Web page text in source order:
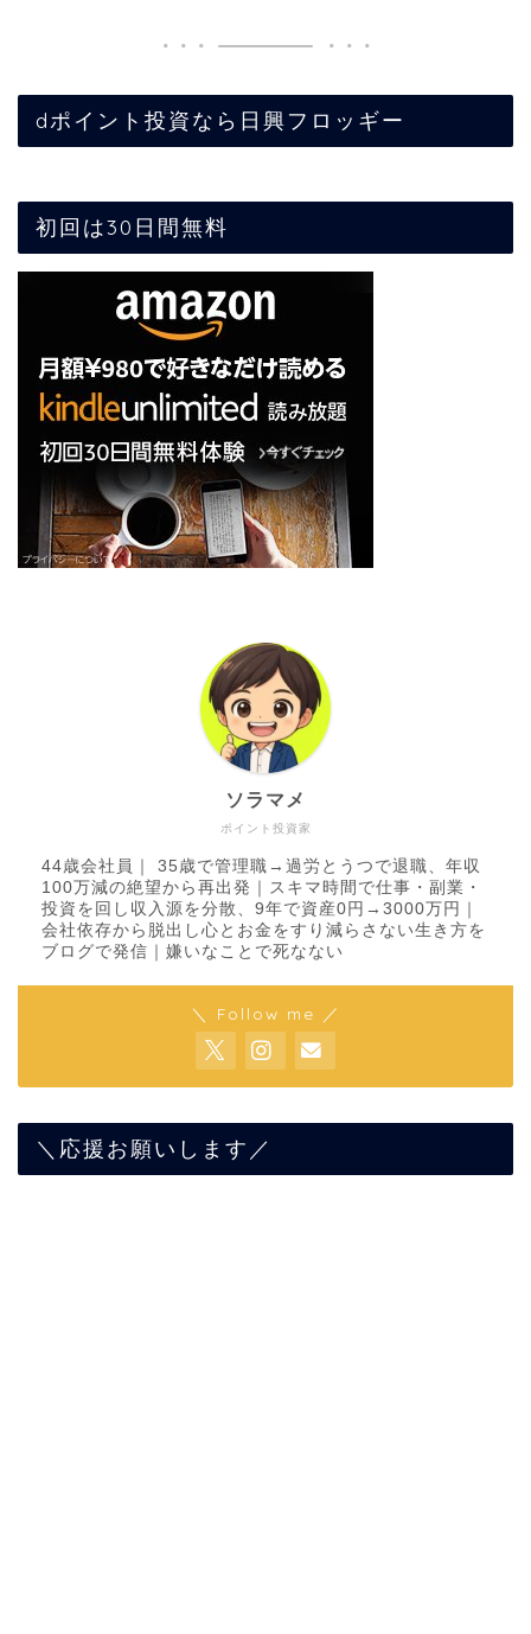
dポイント投資なら日興フロッギー
初回は30日間無料
ポイント投資家
ソラマメ
44歳会社員｜ 35歳で管理職→過労とうつで退職、年収
100万減の絶望から再出発｜スキマ時間で仕事・副業・
投資を回し収入源を分散、9年で資産0円→3000万円｜
会社依存から脱出し心とお金をすり減らさない生き方を
ブログで発信｜嫌いなことで死なない
＼ Follow me ／
＼応援お願いします／